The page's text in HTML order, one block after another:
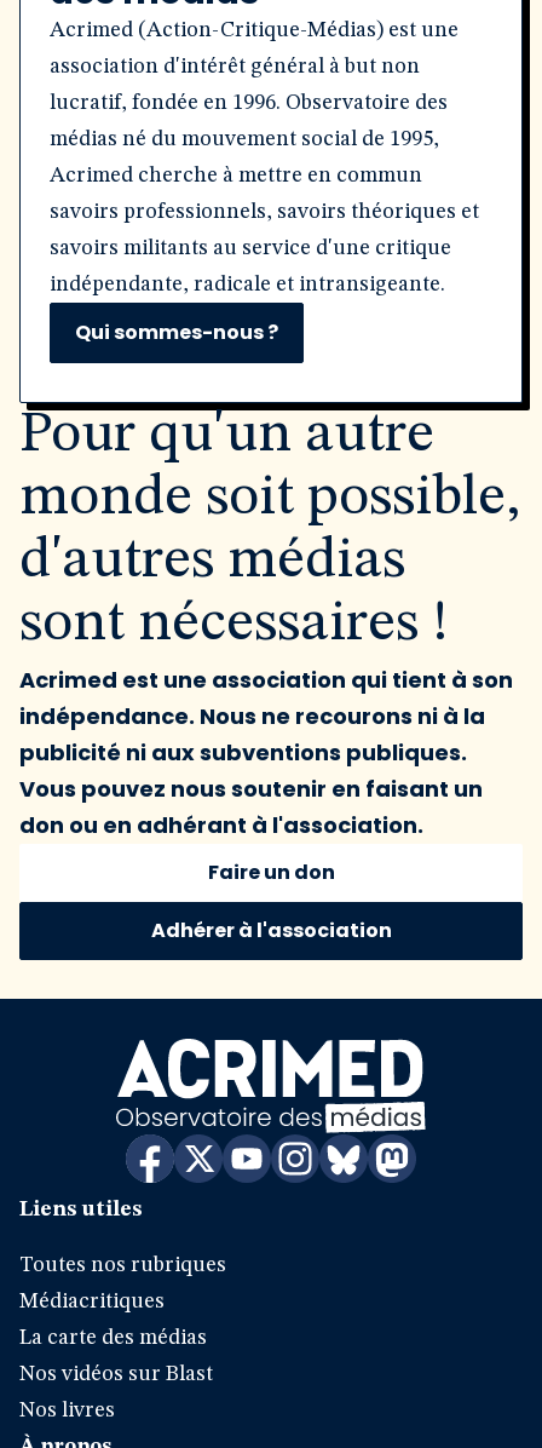
Acrimed (Action-Critique-Médias) est une
association d'intérêt général à but non
lucratif, fondée en 1996. Observatoire des
médias né du mouvement social de 1995,
Acrimed cherche à mettre en commun
savoirs professionnels, savoirs théoriques et
savoirs militants au service d'une critique
indépendante, radicale et intransigeante.
Qui sommes-nous ?
Pour qu'un autre
monde soit possible,
d'autres médias
sont nécessaires !
Acrimed est une association qui tient à son
indépendance. Nous ne recourons ni à la
publicité ni aux subventions publiques.
Vous pouvez nous soutenir en faisant un
don ou en adhérant à l'association.
Faire un don
Adhérer à l'association
Liens utiles
Toutes nos rubriques
Médiacritiques
La carte des médias
Nos vidéos sur Blast
Nos livres